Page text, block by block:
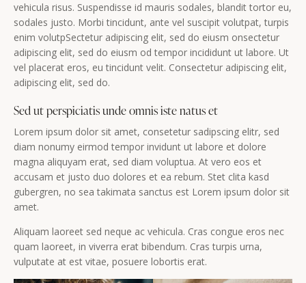
vehicula risus. Suspendisse id mauris sodales, blandit tortor eu,
sodales justo. Morbi tincidunt, ante vel suscipit volutpat, turpis
enim volutpSectetur adipiscing elit, sed do eiusm onsectetur
adipiscing elit, sed do eiusm od tempor incididunt ut labore. Ut
vel placerat eros, eu tincidunt velit. Consectetur adipiscing elit,
adipiscing elit, sed do.
Sed ut perspiciatis unde omnis iste natus et
Lorem ipsum dolor sit amet, consetetur sadipscing elitr, sed
diam nonumy eirmod tempor invidunt ut labore et dolore
magna aliquyam erat, sed diam voluptua. At vero eos et
accusam et justo duo dolores et ea rebum. Stet clita kasd
gubergren, no sea takimata sanctus est Lorem ipsum dolor sit
amet.
Aliquam laoreet sed neque ac vehicula. Cras congue eros nec
quam laoreet, in viverra erat bibendum. Cras turpis urna,
vulputate at est vitae, posuere lobortis erat.